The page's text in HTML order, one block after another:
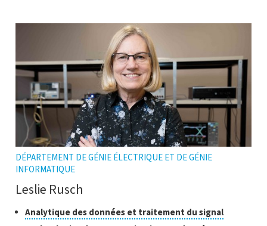
DÉPARTEMENT DE GÉNIE ÉLECTRIQUE ET DE GÉNIE
INFORMATIQUE
Leslie Rusch
Classes
Analytique des données et traitement du signalCliquer